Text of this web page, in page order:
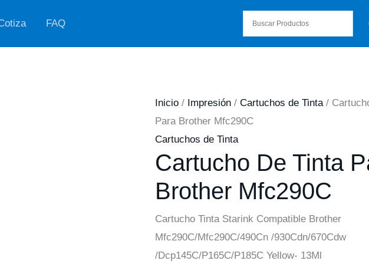
FAQ
Inicio/ Impresión/ Cartuchos de Tinta/
Para Brother Mfc290C
Cartuchos de Tinta
Cartucho De Tinta
Brother Mfc290C
Cartucho Tinta Starink Compatible Brother
Mfc290C/Mfc290C/490Cn /930Cdn/670Cdw
/Dcp145C/P165C/P185C Yellow- 13Ml